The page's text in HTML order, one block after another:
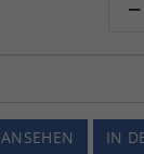

IN
ANSEHEN